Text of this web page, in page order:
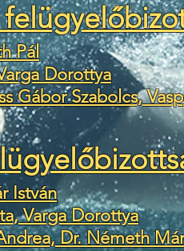
Pál
Dorottya
Gábor Szabolcs, Vasp
István
Varga Dorottya
Dr. Németh